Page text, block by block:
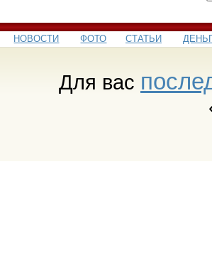
НОВОСТИ ФОТО СТАТЬИ
Для вас